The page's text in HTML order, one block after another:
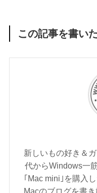
この記事を書い
新しいもの好き＆
代からWindows一
｢Mac mini｣を購入
Macのブログを書